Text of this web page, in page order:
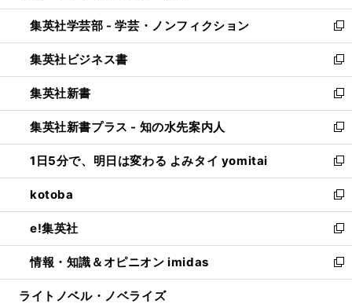
開
く
ウ
で
開
く
ン
ド
ウ
で
開
く
ウ
ィ
ン
ド
ウ
で
開
く
集英社学芸部 - 学芸・ノンフィクション
新
し
い
ウ
ィ
ン
ド
ウ
で
開
く
集英社ビジネス書
新
し
い
ウ
ィ
ン
ド
ウ
で
開
く
集英社新書
新
し
い
ウ
ィ
ン
ド
ウ
で
開
く
集英社新書プラス - 知の水先案内人
新
し
い
ウ
ィ
ン
ド
ウ
で
開
1日5分で、明日は変わる よみタイ yomitai
新
し
い
ウ
ィ
ン
ド
ウ
kotoba
新
し
い
ウ
ィ
ン
e!集英社
新
し
い
ウ
情報・知識＆オピニオン imidas
新
し
ライトノベル・ノベライズ